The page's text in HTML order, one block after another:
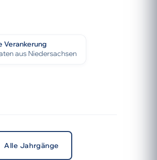
Verankerung
aus Niedersachsen
Alle Jahrgänge